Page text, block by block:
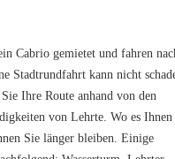
Cabrio gemietet und fahren
Stadtrundfahrt kann nicht
Ihre Route anhand von den
von Lehrte. Wo es
Sie länger bleiben. Einige